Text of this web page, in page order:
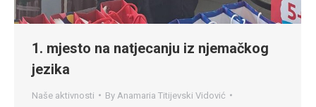
1. mjesto na natjecanju iz njemačkog
jezika
Naše aktivnosti By Anamaria Titijevski Vidović